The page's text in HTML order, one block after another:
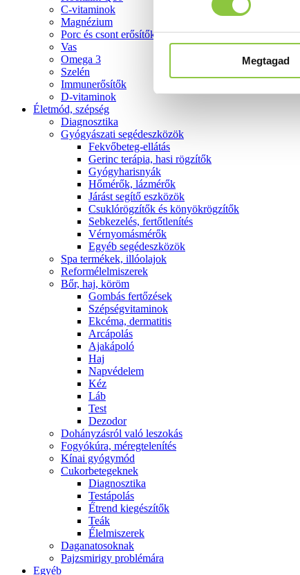
Megtagad
C-vitaminok
Magnézium
Porc és csont erősítők
Vas
Omega 3
Szelén
Immunerősítők
D-vitaminok
Életmód, szépség
Diagnosztika
Gyógyászati segédeszközök
Fekvőbeteg-ellátás
Gerinc terápia, hasi rögzítők
Gyógyharisnyák
Hőmérők, lázmérők
Járást segítő eszközök
Csuklórögzítők és könyökrögzítők
Sebkezelés, fertőtlenítés
Vérnyomásmérők
Egyéb segédeszközök
Spa termékek, illóolajok
Reformélelmiszerek
Bőr, haj, köröm
Gombás fertőzések
Szépségvitaminok
Ekcéma, dermatitis
Arcápolás
Ajakápoló
Haj
Napvédelem
Kéz
Láb
Test
Dezodor
Dohányzásról való leszokás
Fogyókúra, méregtelenítés
Kínai gyógymód
Cukorbetegeknek
Diagnosztika
Testápolás
É́trend kiegészítők
Teák
É́lelmiszerek
Daganatosoknak
Pajzsmirigy problémára
Egyéb